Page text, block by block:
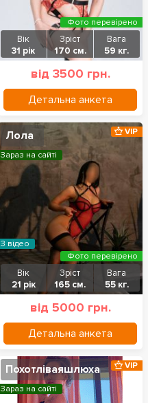
Вік
31 рік
Зріст
170 см.
Вага
59 кг.
від 3500 грн.
Детальна анкета
Фото перевірено
Лола
Вік
21 рік
Зріст
165 см.
Вага
55 кг.
від 5000 грн.
Детальна анкета
VIP
Зараз на сайті
З відео
Фото перевірено
Похотліваяшлюха VIP
Зараз на сайті